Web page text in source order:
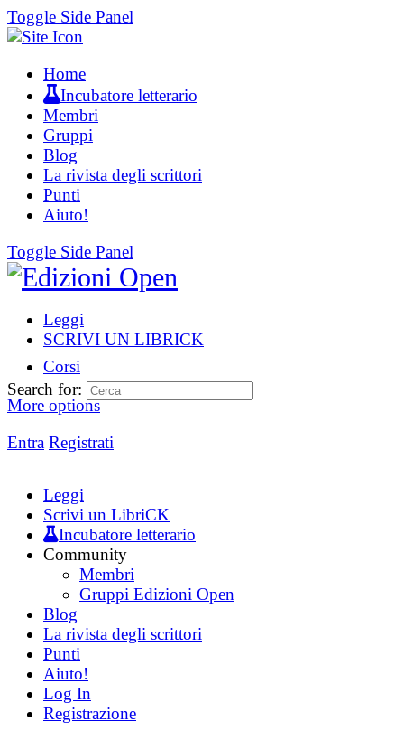
Toggle Side Panel
Home
Incubatore letterario
Membri
Gruppi
Blog
La rivista degli scrittori
Punti
Aiuto!
Toggle Side Panel
Leggi
SCRIVI UN LIBRICK
Corsi
More options
Entra Registrati
Search for:
Leggi
Scrivi un LibriCK
Incubatore letterario
Community
Membri
Gruppi Edizioni Open
Blog
La rivista degli scrittori
Punti
Aiuto!
Log In
Registrazione